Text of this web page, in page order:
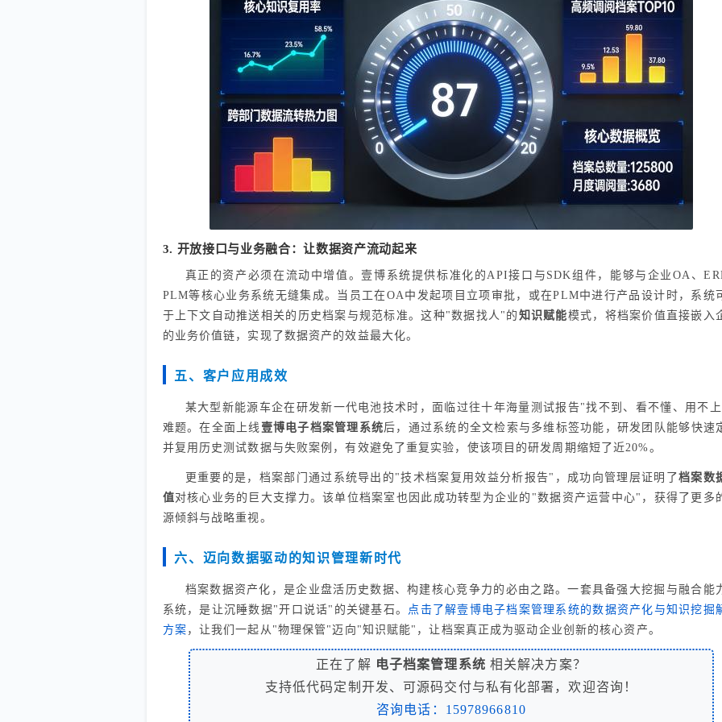
3. 开放接口与业务融合：让数据资产流动起来
真正的资产必须在流动中增值。壹博系统提供标准化的API接口与SDK组件，能够与企业OA、
PLM等核心业务系统无缝集成。当员工在OA中发起项目立项审批，或在PLM中进行产品设计时，系统
于上下文自动推送相关的历史档案与规范标准。这种"数据找人"的 知识赋能模式，将档案价值直接嵌入
的业务价值链，实现了数据资产的效益最大化。
五、客户应用成效
某大型新能源车企在研发新一代电池技术时，面临过往十年海量测试报告"找不到、看不懂、用不
难题。在全面上线 壹博电子档案管理系统后，通过系统的全文检索与多维标签功能，研发团队能够快速
并复用历史测试数据与失败案例，有效避免了重复实验，使该项目的研发周期缩短了近20%。
更重要的是，档案部门通过系统导出的"技术档案复用效益分析报告"，成功向管理层证明了档案数
值对核心业务的巨大支撑力。该单位档案室也因此成功转型为企业的"数据资产运营中心"，获得了更多
源倾斜与战略重视。
六、迈向数据驱动的知识管理新时代
档案数据资产化，是企业盘活历史数据、构建核心竞争力的必由之路。一套具备强大挖掘与融合能
系统，是让沉睡数据"开口说话"的关键基石。
点击了解壹博电子档案管理系统的数据资产化与知识挖掘
方案 ，让我们一起从"物理保管"迈向"知识赋能"，让档案真正成为驱动企业创新的核心资产。
正在了解 电子档案管理系统 相关解决方案？
支持低代码定制开发、可源码交付与私有化部署，欢迎咨询！
咨询电话：15978966810